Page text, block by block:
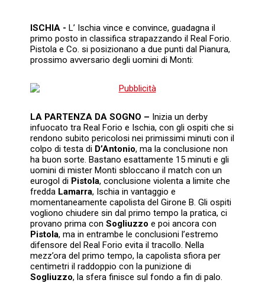
ISCHIA -L’ Ischia vince e convince, guadagna il
primo posto in classifica strapazzando il Real Forio.
Pistola e Co. si posizionano a due punti dal Pianura,
prossimo avversario degli uomini di Monti:
LA PARTENZA DA SOGNO – Inizia un derby
infuocato tra Real Forio e Ischia, con gli ospiti che si
rendono subito pericolosi nei primissimi minuti con il
colpo di testa di D’Antonio, ma la conclusione non
ha buon sorte. Bastano esattamente 15 minuti e gli
uomini di mister Monti sbloccano il match con un
eurogol di Pistola, conclusione violenta a limite che
fredda Lamarra, Ischia in vantaggio e
momentaneamente capolista del Girone B. Gli ospiti
vogliono chiudere sin dal primo tempo la pratica, ci
provano prima conSogliuzzo e poi ancora con
Pistola, ma in entrambe le conclusioni l’estremo
difensore del Real Forio evita il tracollo. Nella
mezz’ora del primo tempo, la capolista sfiora per
centimetri il raddoppio con la punizione di
Sogliuzzo, la sfera finisce sul fondo a fin di palo.